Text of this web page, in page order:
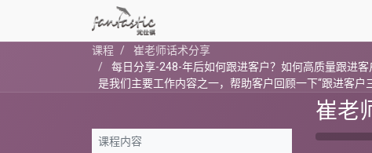
课程
崔老师话术分享
每日分享-248-年后如何跟进客户？如何高质量跟进
是我们主要工作内容之一，帮助客户回顾一下“跟进客户
崔老
课程内容